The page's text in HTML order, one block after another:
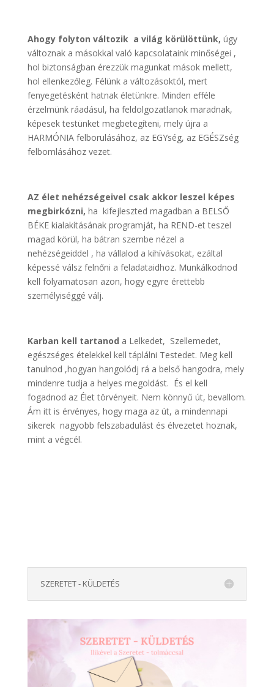
Ahogy folyton változik a világ körülöttünk, úgy
változnak a másokkal való kapcsolataink minőségei ,
hol biztonságban érezzük magunkat mások mellett,
hol ellenkezőleg. Félünk a változásoktól, mert
fenyegetésként hatnak életünkre. Minden efféle
érzelmünk ráadásul, ha feldolgozatlanok maradnak,
képesek testünket megbetegíteni, mely újra a
HARMÓNIA felborulásához, az EGYség, az EGÉSZség
felbomlásához vezet.
AZ élet nehézségeivel csak akkor leszel képes
megbirkózni, ha kifejleszted magadban a BELSŐ
BÉKE kialakításának programját, ha REND-et teszel
magad körül, ha bátran szembe nézel a
nehézségeiddel , ha vállalod a kihívásokat, ezáltal
képessé válsz felnőni a feladataidhoz. Munkálkodnod
kell folyamatosan azon, hogy egyre érettebb
személyiséggé válj.
Karban kell tartanod a Lelkedet, Szellemedet,
egészséges ételekkel kell táplálni Testedet. Meg kell
tanulnod ,hogyan hangolódj rá a belső hangodra, mely
mindenre tudja a helyes megoldást. És el kell
fogadnod az Élet törvényeit. Nem könnyű út, bevallom.
Ám itt is érvényes, hogy maga az út, a mindennapi
sikerek nagyobb felszabadulást és élvezetet hoznak,
mint a végcél.
SZERETET - KÜLDETÉS